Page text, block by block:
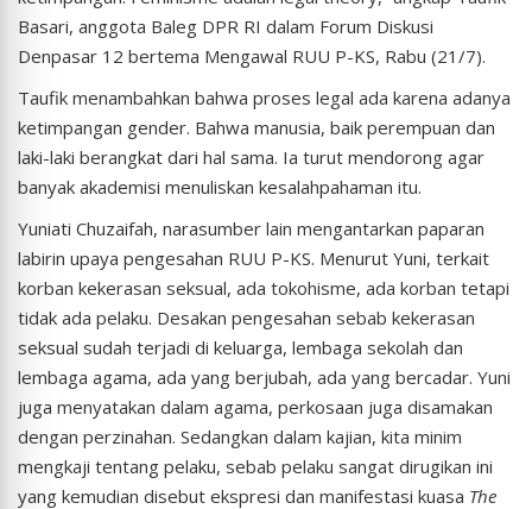
Basari, anggota Baleg DPR RI dalam Forum Diskusi
Denpasar 12 bertema Mengawal RUU P-KS, Rabu (21/7).
Taufik menambahkan bahwa proses legal ada karena adanya
ketimpangan gender. Bahwa manusia, baik perempuan dan
laki-laki berangkat dari hal sama. Ia turut mendorong agar
banyak akademisi menuliskan kesalahpahaman itu.
Yuniati Chuzaifah, narasumber lain mengantarkan paparan
labirin upaya pengesahan RUU P-KS. Menurut Yuni, terkait
korban kekerasan seksual, ada tokohisme, ada korban tetapi
tidak ada pelaku. Desakan pengesahan sebab kekerasan
seksual sudah terjadi di keluarga, lembaga sekolah dan
lembaga agama, ada yang berjubah, ada yang bercadar. Yuni
juga menyatakan dalam agama, perkosaan juga disamakan
dengan perzinahan. Sedangkan dalam kajian, kita minim
mengkaji tentang pelaku, sebab pelaku sangat dirugikan ini
yang kemudian disebut ekspresi dan manifestasi kuasa The